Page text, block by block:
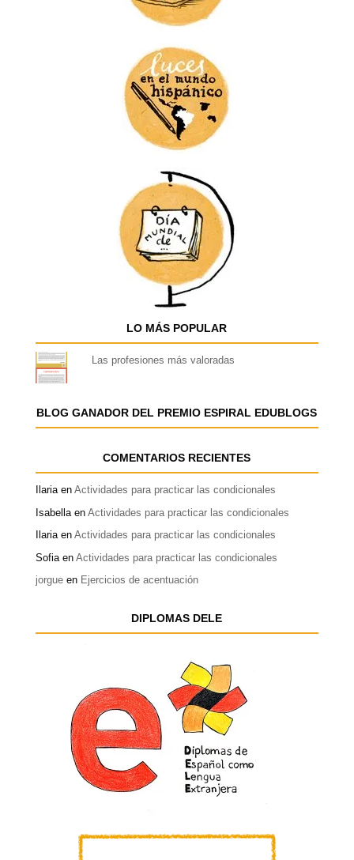
LO MÁS POPULAR
Las profesiones más valoradas
BLOG GANADOR DEL PREMIO ESPIRAL EDUBLOGS
COMENTARIOS RECIENTES
Ilariaen Actividades para practicar las condicionales
Isabellaen Actividades para practicar las condicionales
Ilariaen Actividades para practicar las condicionales
Sofiaen Actividades para practicar las condicionales
jorgueen Ejercicios de acentuación
DIPLOMAS DELE